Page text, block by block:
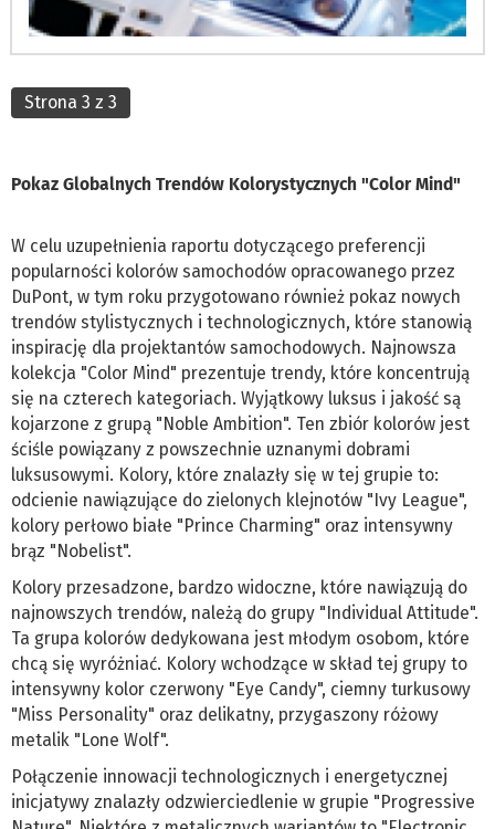
Strona 3 z 3
Pokaz Globalnych Trendów Kolorystycznych "Color Mind"
W celu uzupełnienia raportu dotyczącego preferencji
popularności kolorów samochodów opracowanego przez
DuPont, w tym roku przygotowano również pokaz nowych
trendów stylistycznych i technologicznych, które stanowią
inspirację dla projektantów samochodowych. Najnowsza
kolekcja "Color Mind" prezentuje trendy, które koncentrują
się na czterech kategoriach. Wyjątkowy luksus i jakość są
kojarzone z grupą "Noble Ambition". Ten zbiór kolorów jest
ściśle powiązany z powszechnie uznanymi dobrami
luksusowymi. Kolory, które znalazły się w tej grupie to:
odcienie nawiązujące do zielonych klejnotów "Ivy League",
kolory perłowo białe "Prince Charming" oraz intensywny
brąz "Nobelist".
Kolory przesadzone, bardzo widoczne, które nawiązują do
najnowszych trendów, należą do grupy "Individual Attitude".
Ta grupa kolorów dedykowana jest młodym osobom, które
chcą się wyróżniać. Kolory wchodzące w skład tej grupy to
intensywny kolor czerwony "Eye Candy", ciemny turkusowy
"Miss Personality" oraz delikatny, przygaszony różowy
metalik "Lone Wolf".
Połączenie innowacji technologicznych i energetycznej
inicjatywy znalazły odzwierciedlenie w grupie "Progressive